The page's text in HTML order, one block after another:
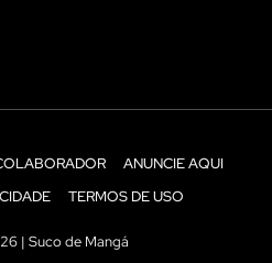
ANUNCIE AQUI
TERMOS DE USO
| Suco de Mangá